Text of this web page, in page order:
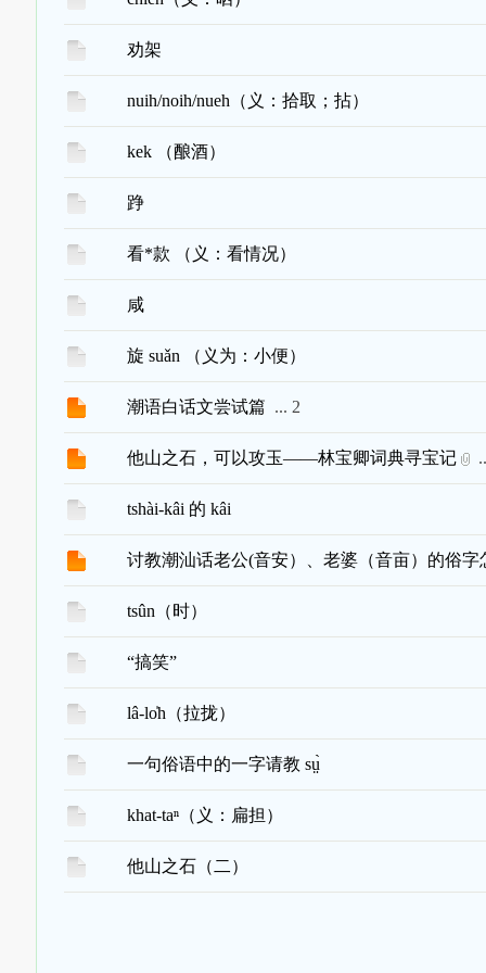
劝架
nuih/noih/nueh（义：拾取；拈）
kek （酿酒）
踭
看*款 （义：看情况）
咸
旋 suǎn （义为：小便）
潮语白话文尝试篇 ... 2
他山之石，可以攻玉——林宝卿词典寻宝记
tshài-kâi 的 kâi
讨教潮汕话老公(音安）、老婆（音亩）的俗字
tsûn（时）
“搞笑”
lâ-lo̍h（拉拢）
一句俗语中的一字请教 sṳ̀
khat-taⁿ（义：扁担）
他山之石（二）